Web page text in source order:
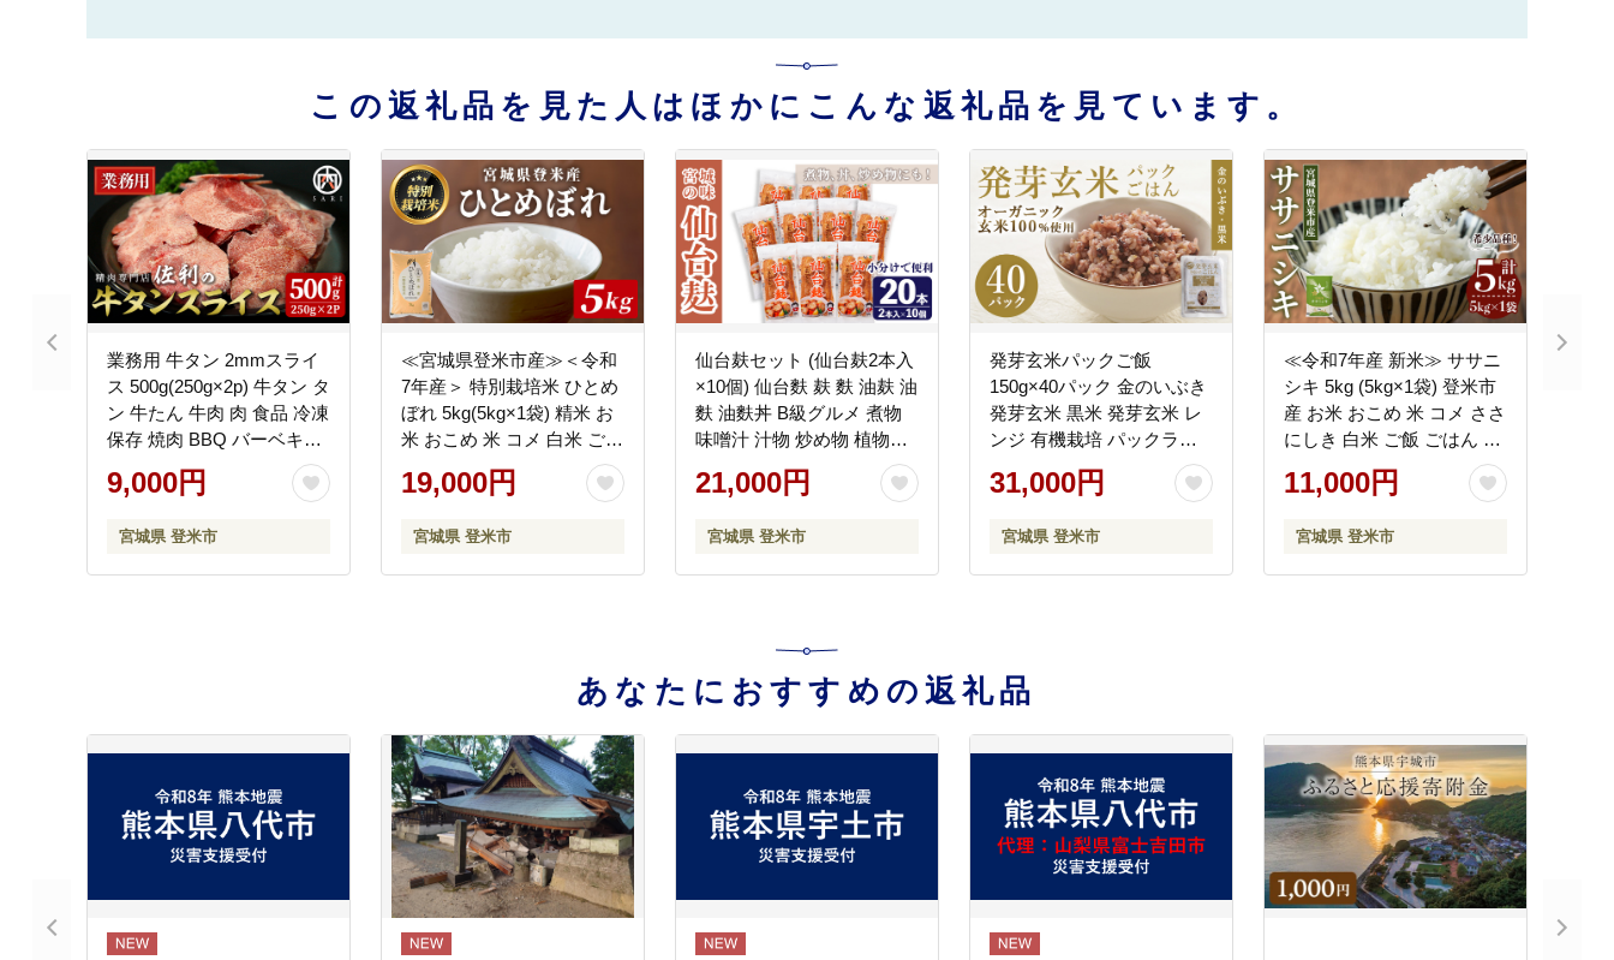
この返礼品を見た人はほかにこんな返礼品を見ています。
業務用 牛タン 2mmスライ
ス 500g(250g×2p) 牛タン タ
ン 牛たん 牛肉 肉 食品 冷凍
保存 焼肉 BBQ バーベキュ
ー 焼き肉 スライス 【株式
会社佐利】tm370
9,000円
宮城県 登米市
≪宮城県登米市産≫＜令和
7年産＞ 特別栽培米 ひとめ
ぼれ 5kg(5kg×1袋) 精米 お
米 おこめ 米 コメ 白米 ご飯
ごはん おにぎり お弁当 ブ
ランド米【みやぎ登米農業
19,000円
宮城県 登米市
仙台麸セット (仙台麸2本入
×10個) 仙台麩 麸 麩 油麸 油
麩 油麩丼 B級グルメ 煮物
味噌汁 汁物 炒め物 植物油
【株式会社山形屋商店】
tm226
21,000円
宮城県 登米市
発芽玄米パックご飯
150g×40パック 金のいぶき
発芽玄米 黒米 発芽玄米 レ
ンジ 有機栽培 パックライ
ス ご飯 米 レンチン 【有機
農園ファーミン株式会社】
31,000円
宮城県 登米市
≪令和7年産 新米≫ ササニ
シキ 5kg (5kg×1袋) 登米市
産 お米 おこめ 米 コメ ささ
にしき 白米 ご飯 ごはん お
にぎり お弁当 【登米ライ
スサービス株式会社】
11,000円
宮城県 登米市
あなたにおすすめの返礼品